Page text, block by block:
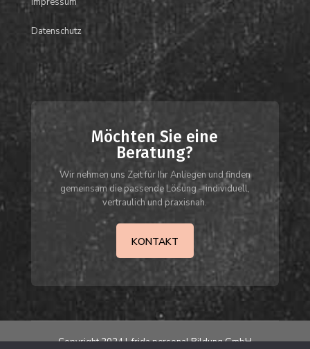
Datenschutz
Möchten Sie eine
Beratung?
Wir nehmen uns Zeit für Ihr Anliegen und finden
gemeinsam die passende Lösung – individuell,
vertraulich und praxisnah.
KONTAKT
Copyright 2024 | frida personal Bildung GmbH